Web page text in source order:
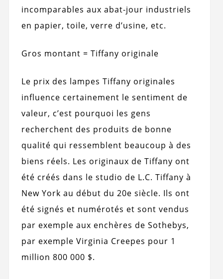
incomparables aux abat-jour industriels
en papier, toile, verre d’usine, etc.
Gros montant = Tiffany originale
Le prix des lampes Tiffany originales
influence certainement le sentiment de
valeur, c’est pourquoi les gens
recherchent des produits de bonne
qualité qui ressemblent beaucoup à des
biens réels. Les originaux de Tiffany ont
été créés dans le studio de L.C. Tiffany à
New York au début du 20e siècle. Ils ont
été signés et numérotés et sont vendus
par exemple aux enchères de Sothebys,
par exemple Virginia Creepes pour 1
million 800 000 $.